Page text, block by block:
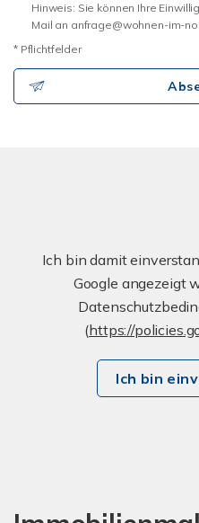
Hinweis: Sie können Ihre
Mail an anfrage@wohnen-im-
* Pflichtfelder
Ich bin damit
Google angezeigt
(https://
Ich bin